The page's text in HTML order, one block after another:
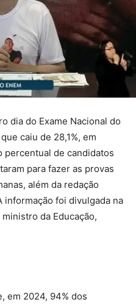
dia do Exame Nacional do
caiu de 28,1%, em
percentual de candidatos
para fazer as provas
além da redação
foi divulgada na
da Educação,
em 2024, 94% dos